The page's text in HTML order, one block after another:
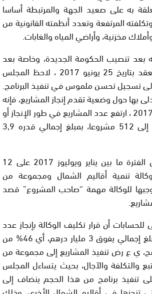
به على صعيد الجهة والمرتبطة أساسا
المرتفعة وتعدد أنظمته القانونية من
مخزنية، وأراضي المياه والغابات.
بعد تنصيب الحكومة الجديدة، وخاصة بعد
المجلس الوزاري المنعقد بتاريخ 25 يونيو 2017 ، لاحظ المجلس
تسجيل تحسن ملموس في تنفيذ البرنامج.
بها حول وضعية تقدم إنجاز المشاريع، فإنه
وإلى غاية متم شتنبر 2017 ، ارتفع عدد المشاريع في طور الإنجاز أو
في مرحلة الانطلاق إلى 512 مشروعا، بمبلغ إجمالي قدره 3,9
كما تم التوقيع خلال الفترة ما بين يناير ويوليوز 2017 على 12
تنمية أقاليم الشمال ومجموعة من
للوكالة مهمة “صاحب المشروع” قصد
للحسابات أن قرار تكليف الوكالة بإنجاز عدد
كبير من المشاريع بمبلغ إجمالي يفوق 3 مليار درهم، أي 46% من
ي ع رض تنفيذ المشاريع إلى مجموعة من
والتكلفة والآجال، بحيث يتساءل المجلس
تنفيذ برنامج من هذا الحجم ينضاف إلى